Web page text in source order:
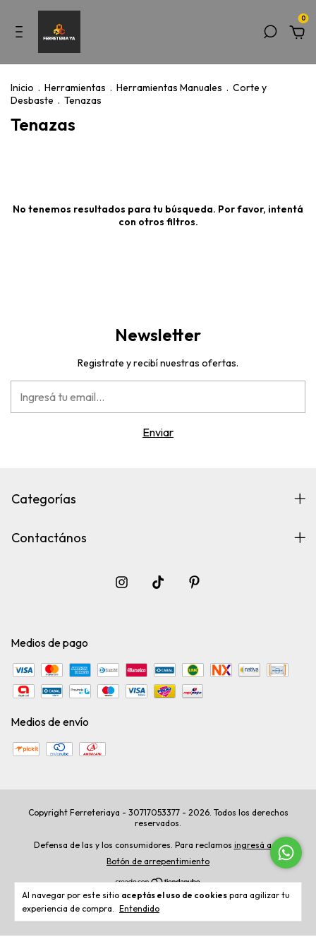
0
Al navegar por este sitio aceptás el uso de cookies para agilizar tu
experiencia de compra. Entendido
Inicio . Herramientas . Herramientas Manuales . Corte y
Desbaste . Tenazas
Tenazas
No tenemos resultados para tu búsqueda. Por favor, intentá
con otros filtros.
Newsletter
Registrate y recibí nuestras ofertas.
Categorías
Contactános
Medios de pago
Medios de envío
Copyright Ferreteriaya - 30717053377 - 2026. Todos los derechos
reservados.
Defensa de las y los consumidores. Para reclamos ingresá acá.
Botón de arrepentimiento